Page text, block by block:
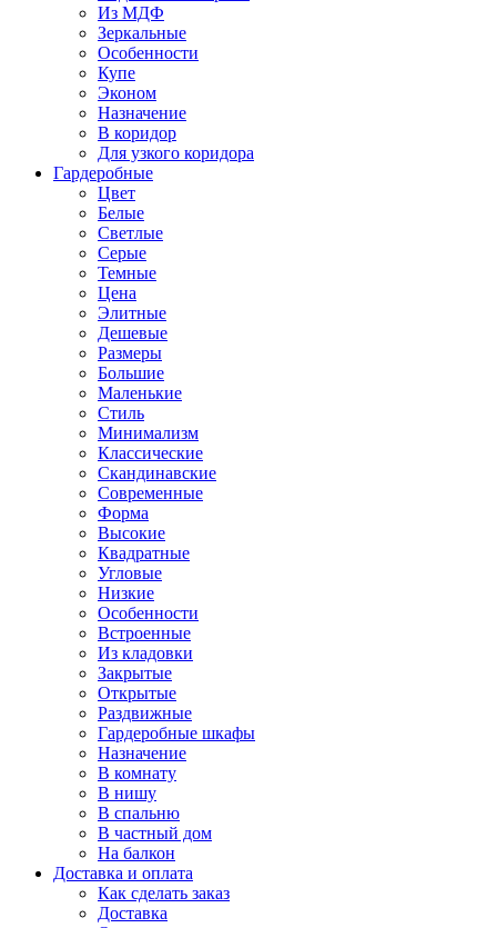
Из МДФ
Зеркальные
Особенности
Купе
Эконом
Назначение
В коридор
Для узкого коридора
Гардеробные
Цвет
Белые
Светлые
Серые
Темные
Цена
Элитные
Дешевые
Размеры
Большие
Маленькие
Стиль
Минимализм
Классические
Скандинавские
Современные
Форма
Высокие
Квадратные
Угловые
Низкие
Особенности
Встроенные
Из кладовки
Закрытые
Открытые
Раздвижные
Гардеробные шкафы
Назначение
В комнату
В нишу
В спальню
В частный дом
На балкон
Доставка и оплата
Как сделать заказ
Доставка